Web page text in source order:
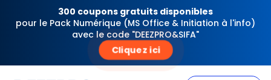
300 coupons gratuits disponibles
pour le Pack Numérique (MS Office & Initiation à l'info)
avec le code "DEEZPRO&SIFA"
Cliquez ici